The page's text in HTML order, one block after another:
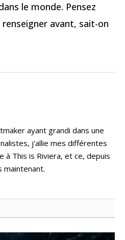
le monde. Pensez
avant, sait-on
ayant grandi dans une
j'allie mes différentes
à This is Riviera, et ce, depuis
maintenant.